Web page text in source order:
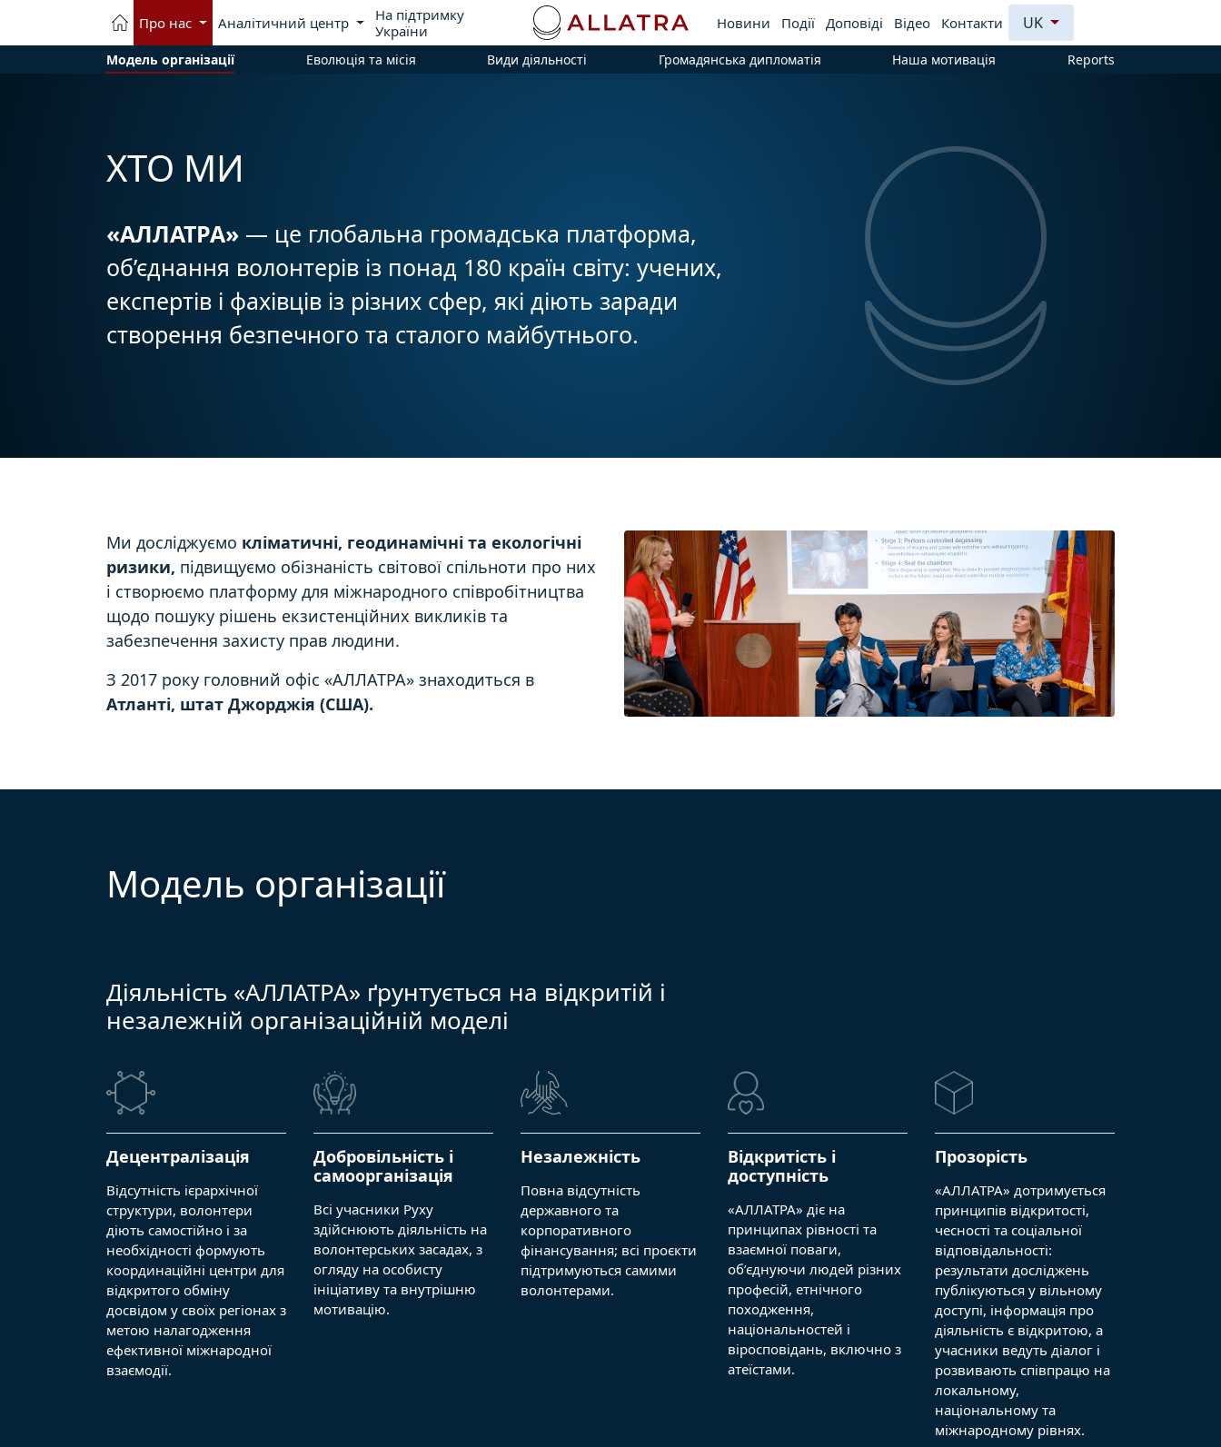
Про нас Аналітичний центр
На підтримку
України
Новини Події Доповiдi Відео Контакти UK
Модель організації Еволюція та місія Види діяльності Громадянська дипломатія Наша мотивація Reports
ХТО МИ
«АЛЛАТРА» — це глобальна громадська платформа,
об’єднання волонтерів із понад 180 країн світу: учених,
експертів і фахівців із різних сфер, які діють заради
створення безпечного та сталого майбутнього.
Ми досліджуємо кліматичні, геодинамічні та екологічні
ризики, підвищуємо обізнаність світової спільноти про них
і створюємо платформу для міжнародного співробітництва
щодо пошуку рішень екзистенційних викликів та
забезпечення захисту прав людини.
З 2017 року головний офіс «АЛЛАТРА» знаходиться в
Атланті, штат Джорджія (США).
Модель організації
Діяльність «АЛЛАТРА» ґрунтується на відкритій і
незалежній організаційній моделі
Децентралізація
Відсутність ієрархічної
структури, волонтери
діють самостійно і за
необхідності формують
координаційні центри для
відкритого обміну
досвідом у своїх регіонах з
метою налагодження
ефективної міжнародної
взаємодії.
Добровільність і
самоорганізація
Всі учасники Руху
здійснюють діяльність на
волонтерських засадах, з
огляду на особисту
ініціативу та внутрішню
мотивацію.
Незалежність
Повна відсутність
державного та
корпоративного
фінансування; всі проєкти
підтримуються самими
волонтерами.
Відкритість і
доступність
«АЛЛАТРА» діє на
принципах рівності та
взаємної поваги,
об’єднуючи людей різних
професій, етнічного
походження,
національностей і
віросповідань, включно з
атеїстами.
Прозорість
«АЛЛАТРА» дотримується
принципів відкритості,
чесності та соціальної
відповідальності:
результати досліджень
публікуються у вільному
доступі, інформація про
діяльність є відкритою, а
учасники ведуть діалог і
розвивають співпрацю на
локальному,
національному та
міжнародному рівнях.